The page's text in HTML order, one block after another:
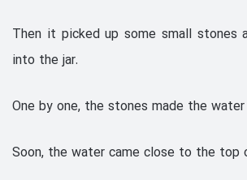
Then it picked up some small stones
into the jar.
One by one, the stones made the water
Soon, the water came close to the top